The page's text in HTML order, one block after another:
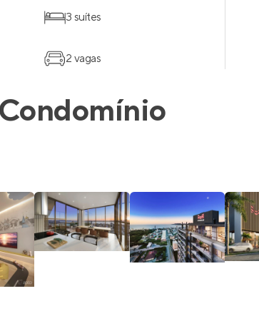
3 suítes
2 vagas
Condomínio